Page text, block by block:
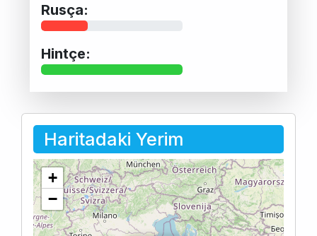
Rusça:
Hintçe:
Haritadaki Yerim
+
−